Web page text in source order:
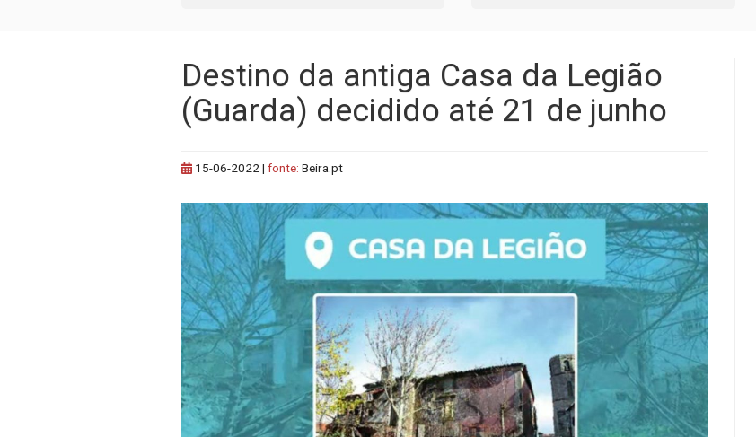
Destino da antiga Casa da Legião
(Guarda) decidido até 21 de junho
15-06-2022| fonte: Beira.pt